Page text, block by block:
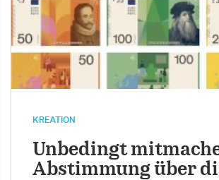
KREATION
Unbedingt
Abstimmung über